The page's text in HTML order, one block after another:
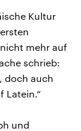
Kultur
mehr auf
schrieb:
doch auch
Latein.“
und